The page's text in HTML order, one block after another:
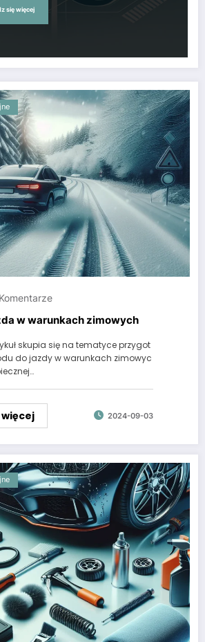
się więcej
w warunkach zimowych
skupia się na tematyce przygot
do jazdy w warunkach zimowyc
więcej 2024-09-03